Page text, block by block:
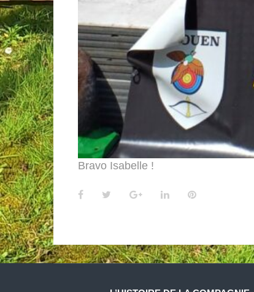
Bravo Isabelle !